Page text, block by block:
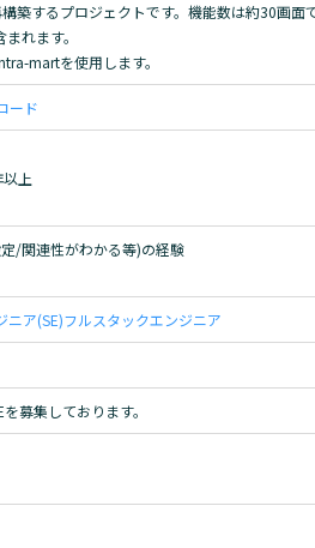
築するプロジェクトです。機能数は約30画面
れます。
martを使用します。
ード
上
/関連性がわかる等)の経験
ニア(SE)フルスタックエンジニア
募集しております。